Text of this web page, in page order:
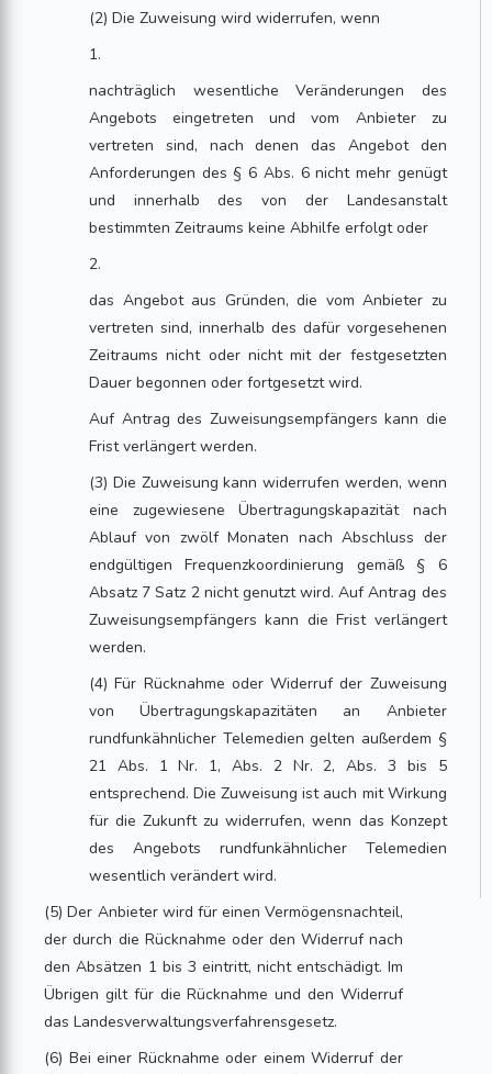
(2) Die Zuweisung wird widerrufen, wenn
1.
nachträglich wesentliche Veränderungen des
Angebots eingetreten und vom Anbieter zu
vertreten sind, nach denen das Angebot den
Anforderungen des § 6 Abs. 6 nicht mehr genügt
und innerhalb des von der Landesanstalt
bestimmten Zeitraums keine Abhilfe erfolgt oder
2.
das Angebot aus Gründen, die vom Anbieter zu
vertreten sind, innerhalb des dafür vorgesehenen
Zeitraums nicht oder nicht mit der festgesetzten
Dauer begonnen oder fortgesetzt wird.
Auf Antrag des Zuweisungsempfängers kann die
Frist verlängert werden.
(3) Die Zuweisung kann widerrufen werden, wenn
eine zugewiesene Übertragungskapazität nach
Ablauf von zwölf Monaten nach Abschluss der
endgültigen Frequenzkoordinierung gemäß § 6
Absatz 7 Satz 2 nicht genutzt wird. Auf Antrag des
Zuweisungsempfängers kann die Frist verlängert
werden.
(4) Für Rücknahme oder Widerruf der Zuweisung
von Übertragungskapazitäten an Anbieter
rundfunkähnlicher Telemedien gelten außerdem §
21 Abs. 1 Nr. 1, Abs. 2 Nr. 2, Abs. 3 bis 5
entsprechend. Die Zuweisung ist auch mit Wirkung
für die Zukunft zu widerrufen, wenn das Konzept
des Angebots rundfunkähnlicher Telemedien
wesentlich verändert wird.
(5) Der Anbieter wird für einen Vermögensnachteil,
der durch die Rücknahme oder den Widerruf nach
den Absätzen 1 bis 3 eintritt, nicht entschädigt. Im
Übrigen gilt für die Rücknahme und den Widerruf
das Landesverwaltungsverfahrensgesetz.
(6) Bei einer Rücknahme oder einem Widerruf der